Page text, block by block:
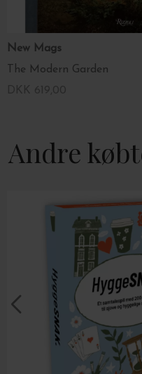
New Mags
The Modern Garden
Andre